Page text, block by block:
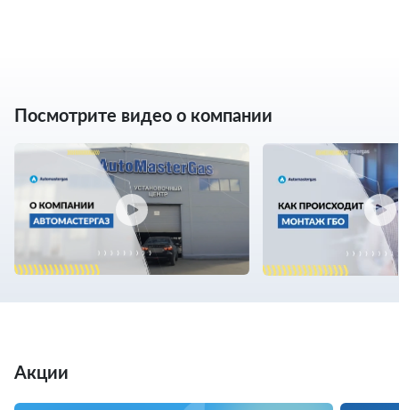
Посмотрите видео о компании
Акции